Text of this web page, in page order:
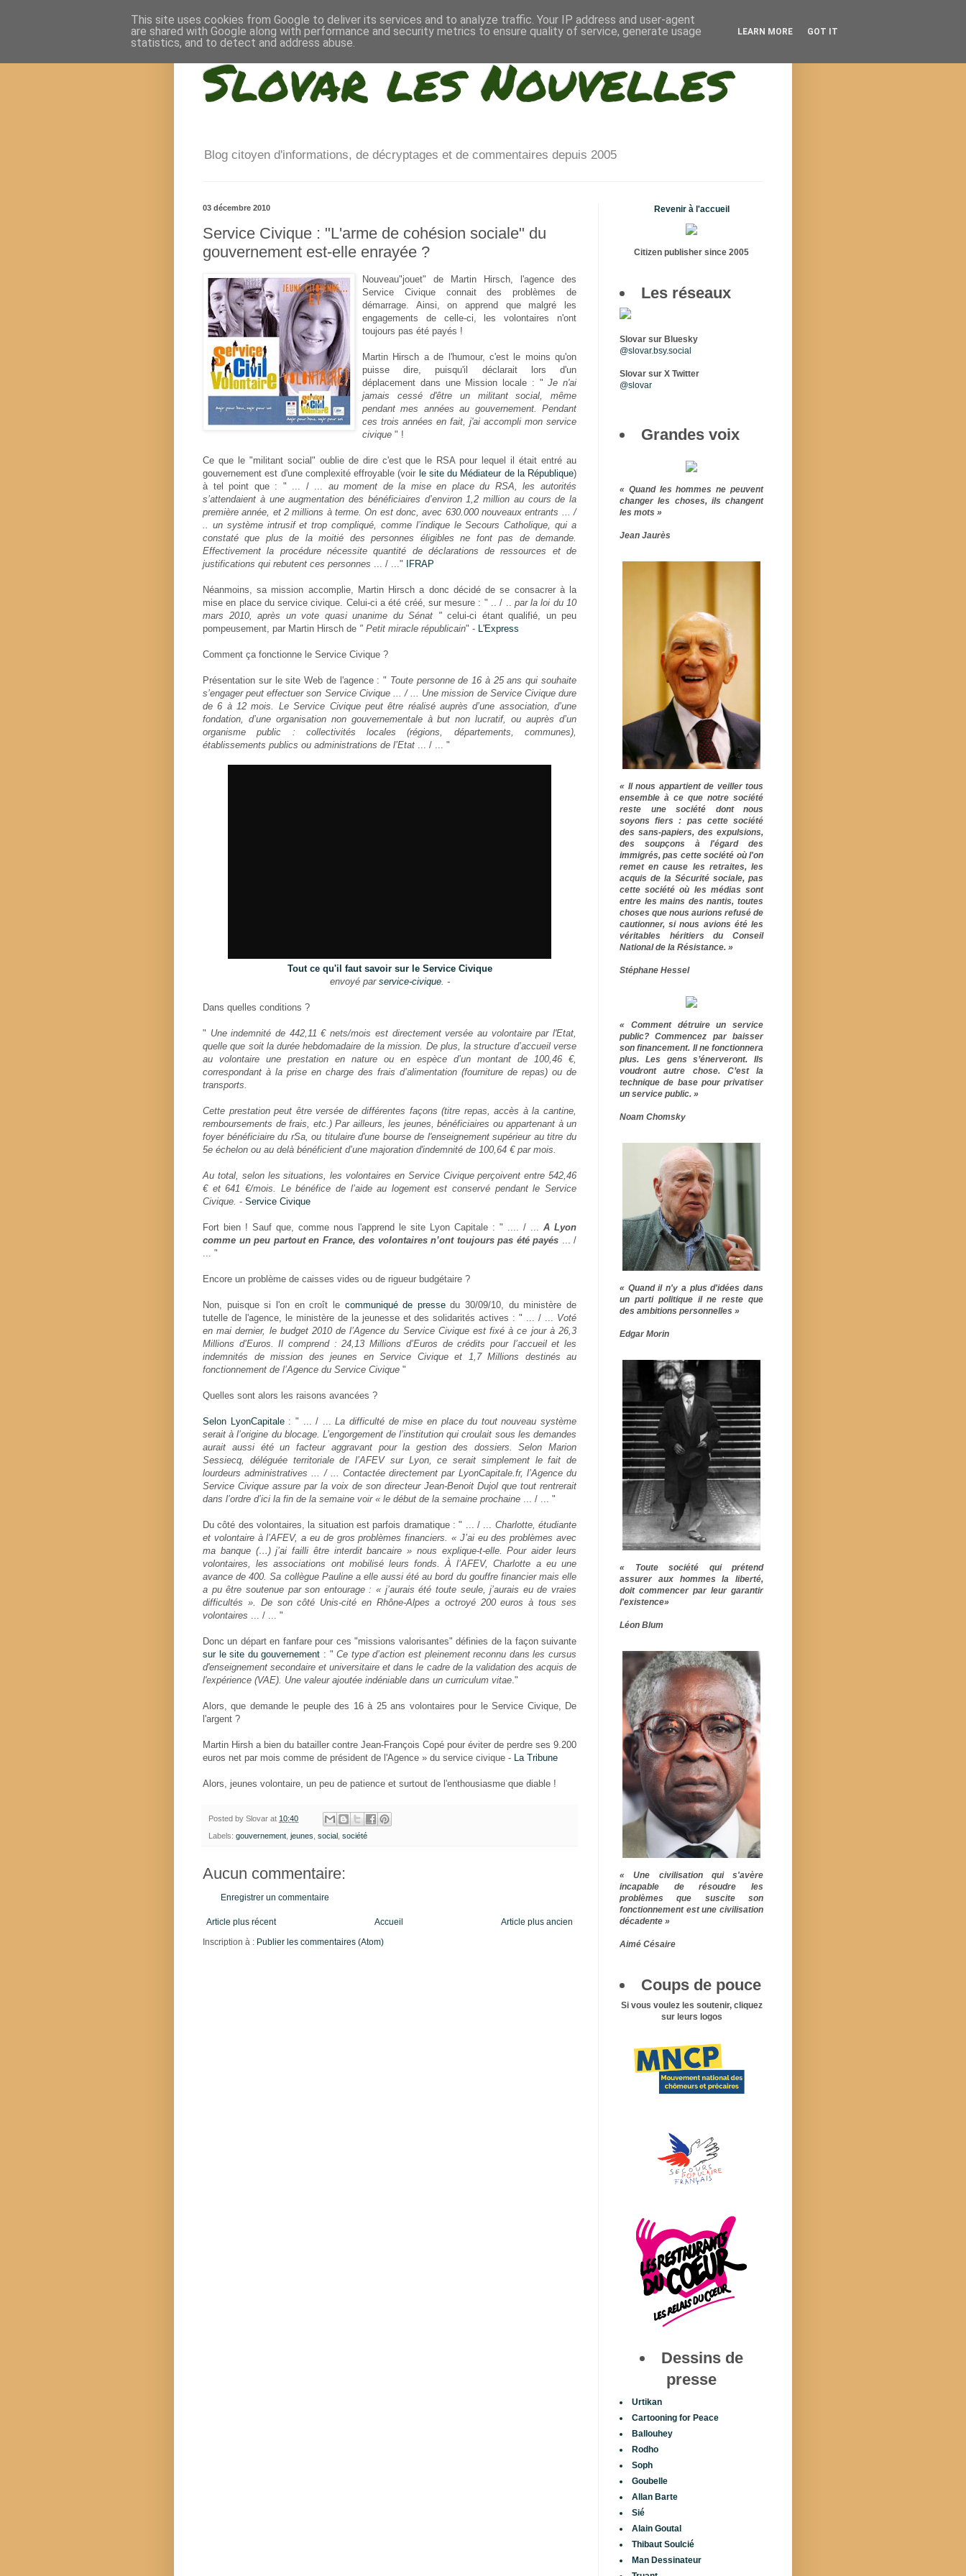
Slovar les Nouvelles
Blog citoyen d'informations, de décryptages et de commentaires depuis 2005
03 décembre 2010
Service Civique : "L'arme de cohésion sociale" du
gouvernement est-elle enrayée ?
Nouveau"jouet" de Martin Hirsch, l'agence des
Service Civique connait des problèmes de
démarrage. Ainsi, on apprend que malgré les
engagements de celle-ci, les volontaires n'ont
toujours pas été payés !
Martin Hirsch a de l'humour, c'est le moins qu'on
puisse dire, puisqu'il déclarait lors d'un
déplacement dans une Mission locale : "Je n'ai
jamais cessé d'être un militant social, même
pendant mes années au gouvernement. Pendant
ces trois années en fait, j'ai accompli mon service
civique " !
Ce que le "militant social" oublie de dire c'est que le RSA pour lequel il était entré au
gouvernement est d'une complexité effroyable (voir le site du Médiateur de la République)
à tel point que : " ... / ... au moment de la mise en place du RSA, les autorités
s’attendaient à une augmentation des bénéficiaires d’environ 1,2 million au cours de la
première année, et 2 millions à terme. On est donc, avec 630.000 nouveaux entrants ... /
.. un système intrusif et trop compliqué, comme l’indique le Secours Catholique, qui a
constaté que plus de la moitié des personnes éligibles ne font pas de demande.
Effectivement la procédure nécessite quantité de déclarations de ressources et de
justifications qui rebutent ces personnes ... / ..." IFRAP
Néanmoins, sa mission accomplie, Martin Hirsch a donc décidé de se consacrer à la
mise en place du service civique. Celui-ci a été créé, sur mesure : " .. / .. par la loi du 10
mars 2010, après un vote quasi unanime du Sénat " celui-ci étant qualifié, un peu
pompeusement, par Martin Hirsch de " Petit miracle républicain" - L'Express
Comment ça fonctionne le Service Civique ?
Présentation sur le site Web de l'agence : " Toute personne de 16 à 25 ans qui souhaite
s’engager peut effectuer son Service Civique ... / ... Une mission de Service Civique dure
de 6 à 12 mois. Le Service Civique peut être réalisé auprès d’une association, d’une
fondation, d’une organisation non gouvernementale à but non lucratif, ou auprès d’un
organisme public : collectivités locales (régions, départements, communes),
établissements publics ou administrations de l’Etat ... / ... "
Tout ce qu'il faut savoir sur le Service Civique
envoyé par service-civique. -
Dans quelles conditions ?
" Une indemnité de 442,11 € nets/mois est directement versée au volontaire par l'Etat,
quelle que soit la durée hebdomadaire de la mission. De plus, la structure d’accueil verse
au volontaire une prestation en nature ou en espèce d’un montant de 100,46 €,
correspondant à la prise en charge des frais d’alimentation (fourniture de repas) ou de
transports.
Cette prestation peut être versée de différentes façons (titre repas, accès à la cantine,
remboursements de frais, etc.) Par ailleurs, les jeunes, bénéficiaires ou appartenant à un
foyer bénéficiaire du rSa, ou titulaire d'une bourse de l'enseignement supérieur au titre du
5e échelon ou au delà bénéficient d’une majoration d'indemnité de 100,64 € par mois.
Au total, selon les situations, les volontaires en Service Civique perçoivent entre 542,46
€ et 641 €/mois. Le bénéfice de l’aide au logement est conservé pendant le Service
Civique. - Service Civique
Fort bien ! Sauf que, comme nous l'apprend le site Lyon Capitale : " .... / ... A Lyon
comme un peu partout en France, des volontaires n’ont toujours pas été payés ... /
... "
Encore un problème de caisses vides ou de rigueur budgétaire ?
Non, puisque si l'on en croît lecommuniqué de pressedu 30/09/10, du ministère de
tutelle de l'agence, le ministère de la jeunesse et des solidarités actives : " ... / ... Voté
en mai dernier, le budget 2010 de l’Agence du Service Civique est fixé à ce jour à 26,3
Millions d’Euros. Il comprend : 24,13 Millions d’Euros de crédits pour l’accueil et les
indemnités de mission des jeunes en Service Civique et 1,7 Millions destinés au
fonctionnement de l’Agence du Service Civique "
Quelles sont alors les raisons avancées ?
Selon LyonCapitale: " ... / ...La difficulté de mise en place du tout nouveau système
serait à l’origine du blocage. L’engorgement de l’institution qui croulait sous les demandes
aurait aussi été un facteur aggravant pour la gestion des dossiers. Selon Marion
Sessiecq, déléguée territoriale de l’AFEV sur Lyon, ce serait simplement le fait de
lourdeurs administratives ... / ... Contactée directement par LyonCapitale.fr, l’Agence du
Service Civique assure par la voix de son directeur Jean-Benoit Dujol que tout rentrerait
dans l’ordre d’ici la fin de la semaine voir « le début de la semaine prochaine ... / ... "
Du côté des volontaires, la situation est parfois dramatique : " ... / ... Charlotte, étudiante
et volontaire à l’AFEV, a eu de gros problèmes financiers. « J’ai eu des problèmes avec
ma banque (…) j’ai failli être interdit bancaire » nous explique-t-elle. Pour aider leurs
volontaires, les associations ont mobilisé leurs fonds. À l’AFEV, Charlotte a eu une
avance de 400. Sa collègue Pauline a elle aussi été au bord du gouffre financier mais elle
a pu être soutenue par son entourage : « j’aurais été toute seule, j’aurais eu de vraies
difficultés ». De son côté Unis-cité en Rhône-Alpes a octroyé 200 euros à tous ses
volontaires ... / ... "
Donc un départ en fanfare pour ces "missions valorisantes" définies de la façon suivante
sur le site du gouvernement : "Ce type d’action est pleinement reconnu dans les cursus
d'enseignement secondaire et universitaire et dans le cadre de la validation des acquis de
l'expérience (VAE). Une valeur ajoutée indéniable dans un curriculum vitae."
Alors, que demande le peuple des 16 à 25 ans volontaires pour le Service Civique, De
l'argent ?
Martin Hirsh a bien du batailler contre Jean-François Copé pour éviter de perdre ses 9.200
euros net par mois comme de président de l'Agence » du service civique - La Tribune
Alors, jeunes volontaire, un peu de patience et surtout de l'enthousiasme que diable !
Posted by Slovar at 10:40
Labels: gouvernement, jeunes, social , société
Aucun commentaire:
Enregistrer un commentaire
Article plus récent Article plus ancien
Accueil
Inscription à : Publier les commentaires (Atom)
Revenir à l'accueil
Citizen publisher since 2005
Les réseaux
Slovar sur Bluesky
@slovar.bsy.social
Slovar sur X Twitter
@slovar
Grandes voix
« Quand les hommes ne peuvent
changer les choses, ils changent
les mots »
Jean Jaurès
« Il nous appartient de veiller tous
ensemble à ce que notre société
reste une société dont nous
soyons fiers : pas cette société
des sans-papiers, des expulsions,
des soupçons à l'égard des
immigrés, pas cette société où l'on
remet en cause les retraites, les
acquis de la Sécurité sociale, pas
cette société où les médias sont
entre les mains des nantis, toutes
choses que nous aurions refusé de
cautionner, si nous avions été les
véritables héritiers du Conseil
National de la Résistance. »
Stéphane Hessel
« Comment détruire un service
public? Commencez par baisser
son financement. Il ne fonctionnera
plus. Les gens s’énerveront. Ils
voudront autre chose. C’est la
technique de base pour privatiser
un service public. »
Noam Chomsky
« Quand il n'y a plus d'idées dans
un parti politique il ne reste que
des ambitions personnelles »
Edgar Morin
« Toute société qui prétend
assurer aux hommes la liberté,
doit commencer par leur garantir
l'existence»
Léon Blum
« Une civilisation qui s'avère
incapable de résoudre les
problèmes que suscite son
fonctionnement est une civilisation
décadente »
Aimé Césaire
Coups de pouce
Si vous voulez les soutenir, cliquez
sur leurs logos
Dessins de
presse
Urtikan
Cartooning for Peace
Ballouhey
Rodho
Soph
Goubelle
Allan Barte
Sié
Alain Goutal
Thibaut Soulcié
Man Dessinateur
This site uses cookies from Google to deliver its services and to analyze traffic. Your IP address and user-agent
are shared with Google along with performance and security metrics to ensure quality of service, generate usage
statistics, and to detect and address abuse.
LEARN MORE GOT IT